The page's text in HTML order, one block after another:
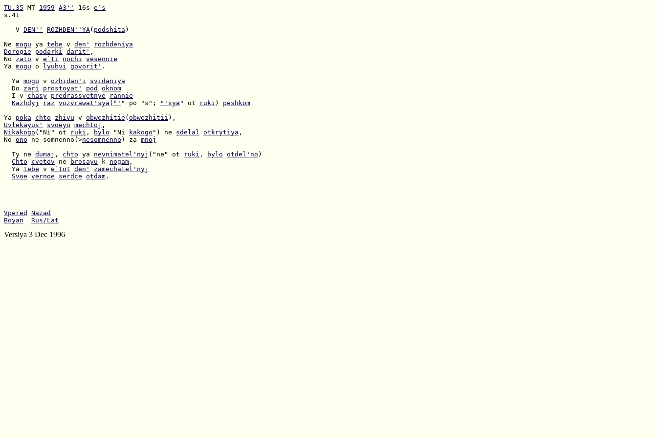
TU.35 MT 1959 A3'' 16s e`s
s.41
   V
DEN'' ROZHDEN''YA( podshita )
Ne mogu ya tebe v den'
rozhdeniya
Dorogie
podarki darit'
No zato v e`ti nochi vesennie
Ya mogu o lyubvi govorit' .
  Ya
mogu v ozhidan'i
svidaniya
  Do
zari prostoyat' pod
oknom
  I v
chasy predrassvetnye
rannie
Kazhdyj
raz vozvrawat'sya ( "' " po "s"; "'sya " ot ruki ) peshkom
Ya poka chto zhivu v obwezhitie ( obwezhitii
Uvlekayus'
svoeyu mechtoj
Nikakogo ("Ni" ot ruki , bylo "Ni kakogo ") ne sdelal otkrytiya
No ono ne somnenno(>nesomnenno ) za mnoj
  Ty ne
dumaj , chto ya nevnimatel'nyj ("ne" ot ruki , bylo otdel'no
Chto
cvetov ne brosayu k nogam
  Ya
tebe v e`tot den'
zamechatel'nyj
Svoe vernoe serdce otdam .
Vpered
Nazad
Boyan
Rus/Lat
Versiya 3 Dec 1996